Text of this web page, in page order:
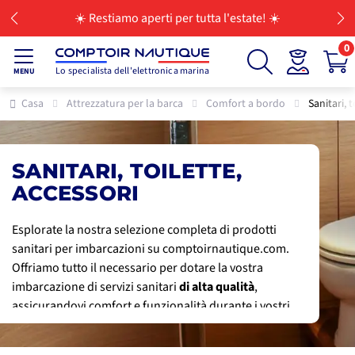
💳 Paga i tuoi acquisti in 3, 4, 10 o 12 rate
MENU Lo specialista dell'elettronica marina
0
Casa Attrezzatura per la barca Comfort a bordo Sanitari,
SANITARI, TOILETTE,
ACCESSORI
Esplorate la nostra selezione completa di prodotti
sanitari per imbarcazioni su comptoirnautique.com.
Offriamo tutto il necessario per dotare la vostra
imbarcazione di servizi sanitaridi alta qualità,
assicurandovi comfort e funzionalità durante i vostri
viaggi in mare.